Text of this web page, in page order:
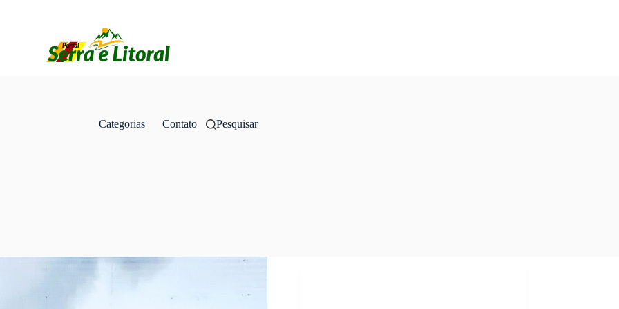
Categorias Contato Pesquisar